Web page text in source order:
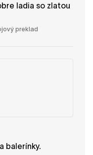
ladia so zlatou
preklad
balerínky.